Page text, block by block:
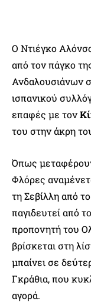
Ο Ντιέγκο
από τον πάγκο
Ανδαλουσιάνων
ισπανικού
επαφές με τον
του στην άκρη
Όπως
Φλόρες
τη Σεβίλλη από
παγιδευτεί από
προπονητή του
βρίσκεται στη
μπαίνει σε
Γκράθια, που
αγορά.